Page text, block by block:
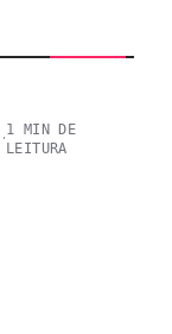
·1 MIN DE
LEITURA